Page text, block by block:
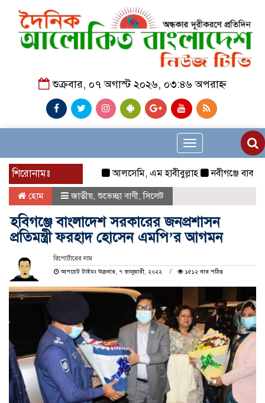
শুক্রবার, ০৭ অগাস্ট ২০২৬, ০৩:৪৬ অপরাহ্ন
Toggle
navigation
শিরোনামঃ আলসেমি, এম হাবীবুল্লাহ নবীগঞ্জে
হোম জাতীয়, শুভেচ্ছা বাণী,সিলেট
হবিগঞ্জে বাংলাদেশ সরকারের জনপ্রশাসন
প্রতিমন্ত্রী ফরহাদ হোসেন এমপি’র আগমন
রিপোর্টারের নাম
আপডেট টাইমঃ শুক্রবার, ৭ জানুয়ারী, ২০২২
১৫১২ বার পঠিত